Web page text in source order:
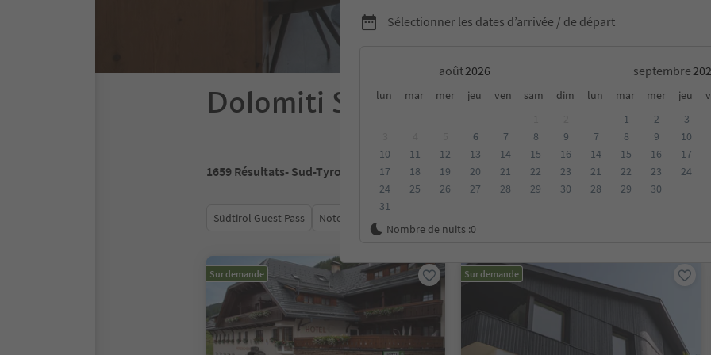
Sélectionner les dates d’arrivée / de départ
août septembre
lun mar mer jeu ven sam dim lun mar mer jeu
6 7 8
9
10
11 12 13 14 15
16
17
18 19 20 21 22
23
24
25 26 27 28 29
30
31
1 2 3
7
8 9 10
14
15 16 17
21
22 23 24
28
29 30
Nombre de nuits :0
Dolomiti Spring Days
1659 Résultats- Sud-Tyrol
Südtirol Guest Pass Note moyenne
Sur demande Sur demande